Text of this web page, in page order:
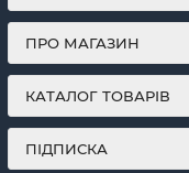
ПРО МАГАЗИН
КАТАЛОГ ТОВАРІВ
ПІДПИСКА